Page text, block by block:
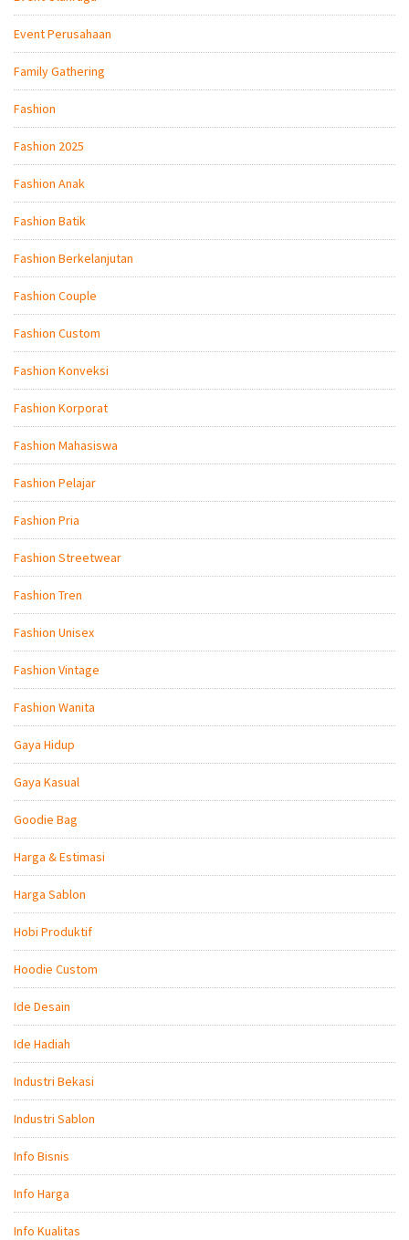
Event Perusahaan
Family Gathering
Fashion
Fashion 2025
Fashion Anak
Fashion Batik
Fashion Berkelanjutan
Fashion Couple
Fashion Custom
Fashion Konveksi
Fashion Korporat
Fashion Mahasiswa
Fashion Pelajar
Fashion Pria
Fashion Streetwear
Fashion Tren
Fashion Unisex
Fashion Vintage
Fashion Wanita
Gaya Hidup
Gaya Kasual
Goodie Bag
Harga & Estimasi
Harga Sablon
Hobi Produktif
Hoodie Custom
Ide Desain
Ide Hadiah
Industri Bekasi
Industri Sablon
Info Bisnis
Info Harga
Info Kualitas